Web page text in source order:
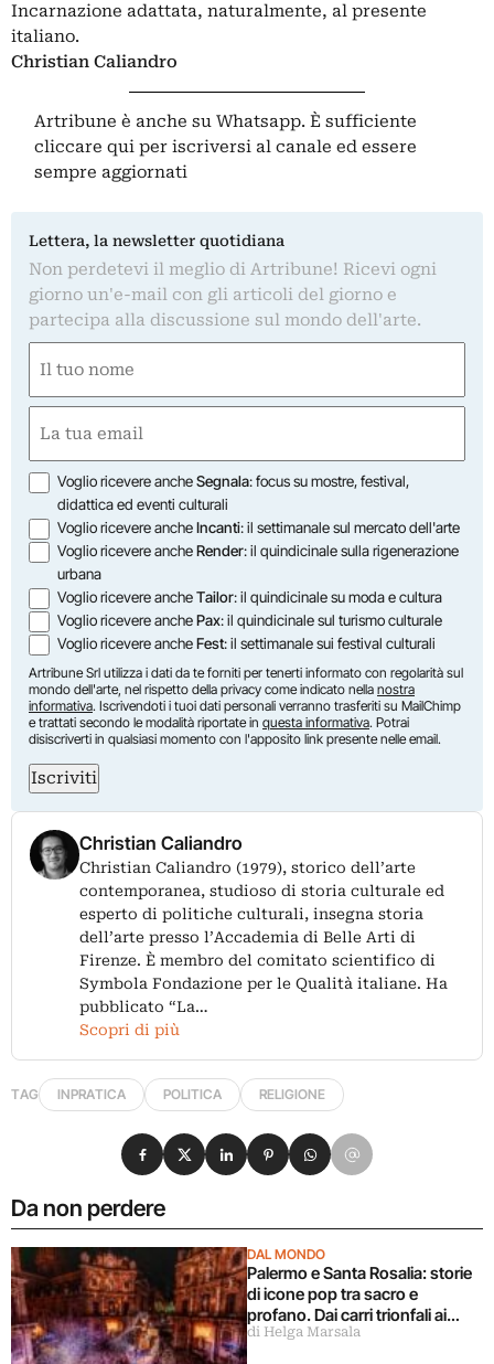
Incarnazione adattata, naturalmente, al presente
italiano.
Christian Caliandro
Artribune è anche su Whatsapp. È sufficiente
cliccare qui per iscriversi al canale ed essere
sempre aggiornati
Lettera, la newsletter quotidiana
Non perdetevi il meglio di Artribune! Ricevi ogni
giorno un'e-mail con gli articoli del giorno e
partecipa alla discussione sul mondo dell'arte.
(Required)
(Required)
Opzioni
Voglio ricevere ancheSegnala: focus su mostre, festival,
didattica ed eventi culturali
Voglio ricevere ancheIncanti: il settimanale sul mercato dell'arte
Voglio ricevere ancheRender: il quindicinale sulla rigenerazione
urbana
Voglio ricevere ancheTailor: il quindicinale su moda e cultura
Voglio ricevere anchePax: il quindicinale sul turismo culturale
Voglio ricevere ancheFest: il settimanale sui festival culturali
Artribune Srl utilizza i dati da te forniti per tenerti informato con regolarità sul
mondo dell'arte, nel rispetto della privacy come indicato nella nostra
informativa. Iscrivendoti i tuoi dati personali verranno trasferiti su MailChimp
e trattati secondo le modalità riportate in questa informativa. Potrai
disiscriverti in qualsiasi momento con l'apposito link presente nelle email.
Iscriviti
Christian Caliandro
Christian Caliandro (1979), storico dell’arte
contemporanea, studioso di storia culturale ed
esperto di politiche culturali, insegna storia
dell’arte presso l’Accademia di Belle Arti di
Firenze. È membro del comitato scientifico di
Symbola Fondazione per le Qualità italiane. Ha
pubblicato “La…
Scopri di più
TAG INPRATICA POLITICA RELIGIONE
Da non perdere
DAL MONDO
Palermo e Santa Rosalia: storie
di icone pop tra sacro e
profano. Dai carri trionfali ai
murales
di Helga Marsala
Condividi su Facebook
Condividi su X
Condividi su LinkedIn
Condividi su Pinterest
Condividi su WhatsApp
Condividi su Email